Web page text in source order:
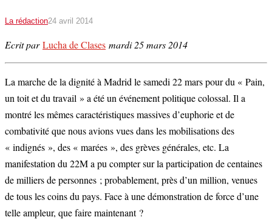
La rédaction24 avril 2014
Ecrit parLucha de Clases mardi 25 mars 2014
La marche de la dignité à Madrid le samedi 22 mars pour du « Pain,
un toit et du travail » a été un événement politique colossal. Il a
montré les mêmes caractéristiques massives d’euphorie et de
combativité que nous avions vues dans les mobilisations des
« indignés », des « marées », des grèves générales, etc. La
manifestation du 22M a pu compter sur la participation de centaines
de milliers de personnes ; probablement, près d’un million, venues
de tous les coins du pays. Face à une démonstration de force d’une
telle ampleur, que faire maintenant ?